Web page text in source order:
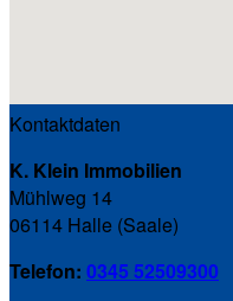
Kontaktdaten
K. Klein Immobilien
Mühlweg 14
06114 Halle (Saale)
Telefon: 0345 52509300